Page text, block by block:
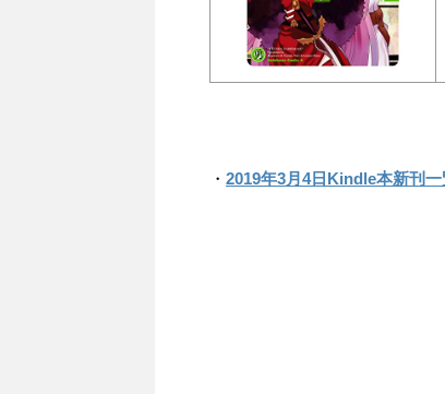
・ 2019年3月4日Kindle本新刊一